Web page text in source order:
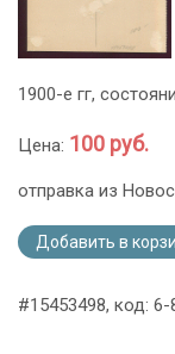
1900-е гг,
Цена: 100 руб.
отправка из
Добавить в
#15453498, код: 6-